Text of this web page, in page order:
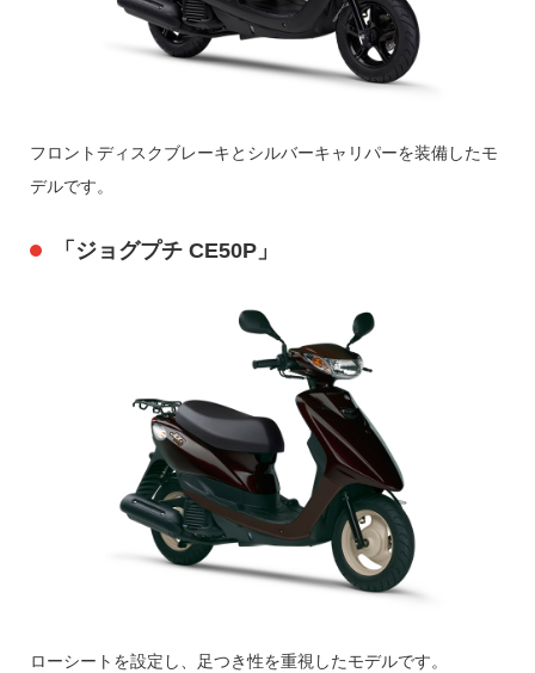
フロントディスクブレーキとシルバーキャリパーを装備したモ
デルです。
「ジョグプチ CE50P」
ローシートを設定し、足つき性を重視したモデルです。